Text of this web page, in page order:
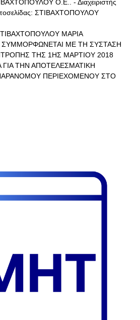
Ο.Ε.. - Διαχειριστής
ΣΤΙΒΑΧΤΟΠΟΥΛΟΥ
ΣΤΙΒΑΧΤΟΠΟΥΛΟΥ ΜΑΡΙΑ
ΣΥΜΜΟΡΦΩΝΕΤΑΙ ΜΕ ΤΗ ΣΥΣΤΑΣΗ
ΤΗΣ 1ΗΣ ΜΑΡΤΙΟΥ 2018
ΤΗΝ ΑΠΟΤΕΛΕΣΜΑΤΙΚΗ
ΠΕΡΙΕΧΟΜΕΝΟΥ ΣΤΟ